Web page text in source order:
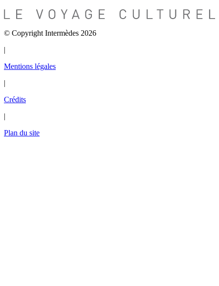
© Copyright Intermèdes 2026
|
Mentions légales
|
Crédits
|
Plan du site